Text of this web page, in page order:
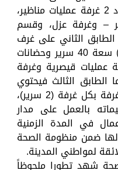
سرير وعدد 2 غرفة عمليات وعدد 2 غرفة عمليات مناظير،
المركزة عدد 14 سرير – وغرفة عزل، وقسم
الطابق الثاني على غرف
مرضى ( نساء وولادة – أطفال) سعة 40 سرير وحضانات
وغرفة عمليات قيصرية وغرفة
الطابق الثالث فيحتوي
على سكن أطباء وممرضين 12 غرفة بكل غرفة (2 سرير)،
بالعمل على مدار
في المدة الزمنية
ضمن منظومة الصحة
لمواطني المدينة.
شهد تطورا ملحوظاً